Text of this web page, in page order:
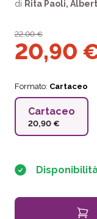
di Rita Paoli,
22,00€
20,90
Formato: Cartaceo
Cartaceo
20,90 €